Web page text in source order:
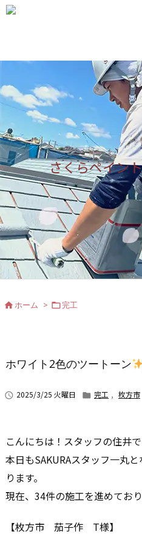
さくらペイン
ホーム > 完工
ホワイト2色のツートーン
 2025/3/25 火曜日  完工 , 枚方市
こんにちは！スタッフの住井で
本日もSAKURAスタッフ一丸
ります。
現在、34件の施工を進めてお
【枚方市 茄子作 T様】